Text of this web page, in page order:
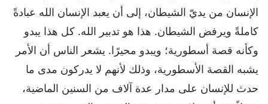
الإنسان من يديّ الشيطان، إلى أن يعبد الإنسان الله عبادةً
كاملةً ويرفض الشيطان. هذا هو تدبير الله. كل هذا يبدو
وكأنه قصة أسطورية؛ ويبدو محيرًا. يشعر الناس أن الأمر
يشبه القصة الأسطورية، وذلك لأنهم لا يدركون مدى ما
حدث للإنسان على مدار عدة آلاف من السنين الماضية،